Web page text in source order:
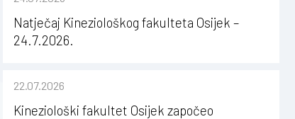
Natječaj Kineziološkog fakulteta Osijek –
24.7.2026.
22.07.2026
Kineziološki fakultet Osijek započeo